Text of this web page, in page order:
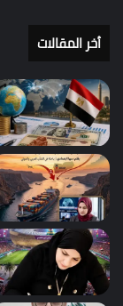
أخر المقالات